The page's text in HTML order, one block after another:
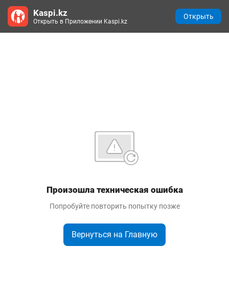
Произошла техническая ошибка
Попробуйте повторить попытку позже
Вернуться на Главную
Kaspi.kz
Открыть в Приложении Kaspi.kz
Открыть